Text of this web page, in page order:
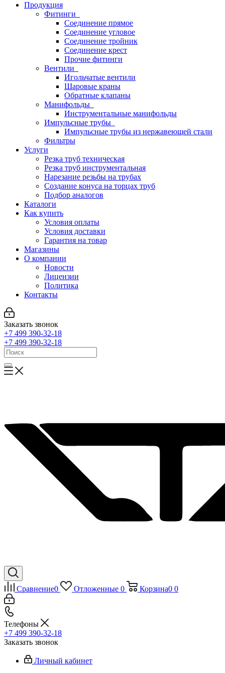
Продукция
Фитинги
Соединение прямое
Соединение угловое
Соединение тройник
Соединение крест
Прочие фитинги
Вентили
Игольчатые вентили
Шаровые краны
Обратные клапаны
Манифольды
Инструментальные манифольды
Импульсные трубы
Импульсные трубы из нержавеющей стали
Фильтры
Услуги
Резка труб техническая
Резка труб инструментальная
Нарезание резьбы на трубах
Создание конуса на торцах труб
Подбор аналогов
Каталоги
Как купить
Условия оплаты
Условия доставки
Гарантия на товар
Магазины
О компании
Новости
Лицензии
Политика
Контакты
Заказать звонок
+7 499 390-32-18
+7 499 390-32-18
Сравнение0 Отложенные 0 Корзина0 0
Телефоны
+7 499 390-32-18
Заказать звонок
Личный кабинет